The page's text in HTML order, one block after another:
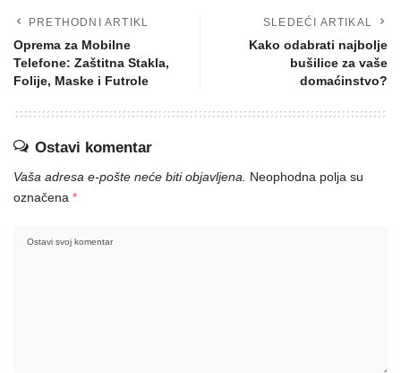
PRETHODNI ARTIKL
Oprema za Mobilne
Telefone: Zaštitna Stakla,
Folije, Maske i Futrole
SLEDEĆI ARTIKAL
Kako odabrati najbolje
bušilice za vaše
domaćinstvo?
Ostavi komentar
Vaša adresa e-pošte neće biti objavljena. Neophodna polja su
označena *